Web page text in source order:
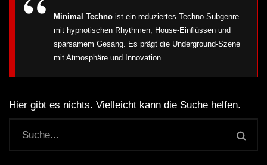
Minimal Techno ist ein reduziertes Techno-Subgenre
mit hypnotischen Rhythmen, House-Einflüssen und
sparsamem Gesang. Es prägt die Underground-Szene
mit Atmosphäre und Innovation.
Hier gibt es nichts. Vielleicht kann die Suche helfen.